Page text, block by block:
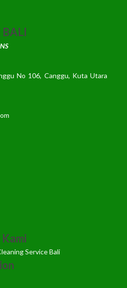
No 106, Canggu, Kuta Utara